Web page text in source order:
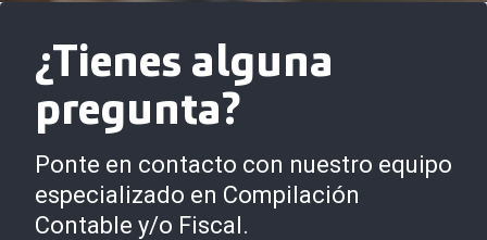
¿Tienes alguna
pregunta?
Ponte en contacto con nuestro equipo
especializado en Compilación
Contable y/o Fiscal.